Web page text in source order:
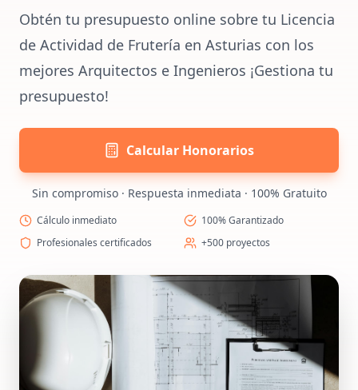
Obtén tu presupuesto online sobre tu Licencia
de Actividad de Frutería en Asturias con los
mejores Arquitectos e Ingenieros ¡Gestiona tu
presupuesto!
Calcular Honorarios
Sin compromiso · Respuesta inmediata · 100% Gratuito
Cálculo inmediato
100% Garantizado
Profesionales certificados
+500 proyectos